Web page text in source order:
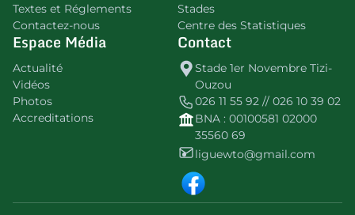
Textes et Réglements
Contactez-nous
Stades
Centre des Statistiques
Espace Média
Actualité
Vidéos
Photos
Accreditations
Contact
Stade 1er Novembre Tizi-
Ouzou
026 11 55 92 // 026 10 39 02
BNA : 00100581 02000
35560 69
liguewto@gmail.com